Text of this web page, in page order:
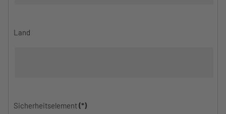
Land
Sicherheitselement(*)